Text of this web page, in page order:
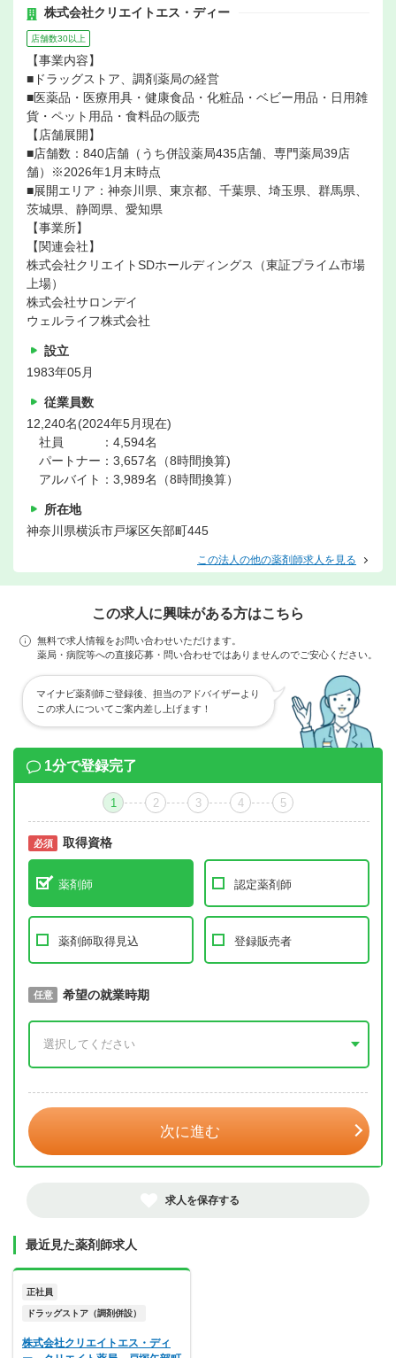
株式会社クリエイトエス・ディー
店舗数30以上
【事業内容】
■ドラッグストア、調剤薬局の経営
■医薬品・医療用具・健康食品・化粧品・ベビー用品・日用雑
貨・ペット用品・食料品の販売
【店舗展開】
■店舗数：840店舗（うち併設薬局435店舗、専門薬局39店
舗）※2026年1月末時点
■展開エリア：神奈川県、東京都、千葉県、埼玉県、群馬県、
茨城県、静岡県、愛知県
【事業所】
【関連会社】
株式会社クリエイトSDホールディングス（東証プライム市場
上場）
株式会社サロンデイ
ウェルライフ株式会社
設立
1983年05月
従業員数
12,240名(2024年5月現在)
社員 ：4,594名
パートナー：3,657名（8時間換算)
アルバイト：3,989名（8時間換算）
所在地
神奈川県横浜市戸塚区矢部町445
この法人の他の薬剤師求人を見る
この求人に興味がある方はこちら
無料で求人情報をお問い合わせいただけます。
薬局・病院等への直接応募・問い合わせではありませんのでご安心ください。
マイナビ薬剤師ご登録後、担当のアドバイザーより
この求人についてご案内差し上げます！
1分で登録完了
1 2 3 4 5
必須 取得資格
薬剤師 認定薬剤師
薬剤師取得見込 登録販売者
必須 取得予定年
任意 希望の就業時期
次に進む
求人を保存する
最近見た薬剤師求人
正社員
ドラッグストア（調剤併設）
株式会社クリエイトエス・ディ